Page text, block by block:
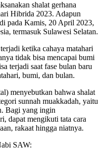
shalat gerhana
Hibrida 2023. Adapun
pada Kamis, 20 April 2023,
termasuk Sulawesi Selatan.
ketika cahaya matahari
tidak bisa mencapai bumi
terjadi saat fase bulan baru
bumi, dan bulan.
menyebutkan bahwa shalat
sunnah muakkadah, yaitu
Bagi yang ingin
dapat mengikuti tata cara
rakaat hingga niatnya.
SAW: